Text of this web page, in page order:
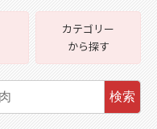
カテゴリー
から探す
検索